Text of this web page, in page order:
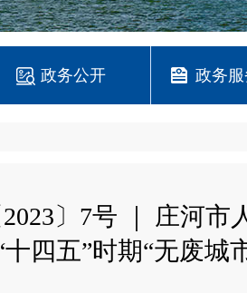
政务公开 政务
〕7号 ｜ 庄河
十四五”时期“无废城